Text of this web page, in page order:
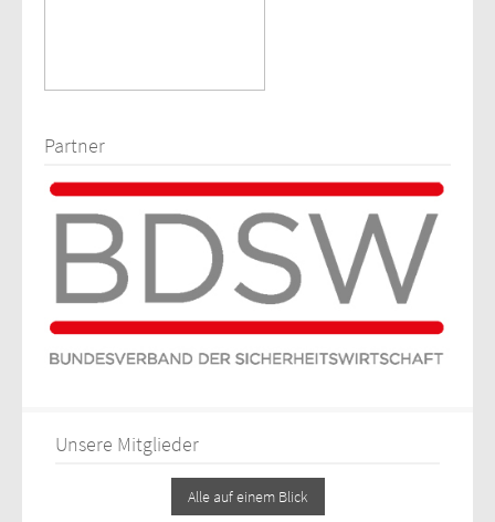
Partner
Unsere Mitglieder
Alle auf einem Blick